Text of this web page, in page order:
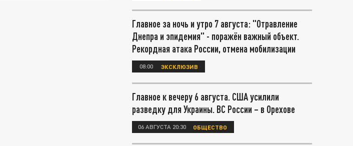
Главное за ночь и утро 7 августа: "Отравление
Днепра и эпидемия" - поражён важный объект.
Рекордная атака России, отмена мобилизации
08:00 ЭКСКЛЮЗИВ
Главное к вечеру 6 августа. США усилили
разведку для Украины. ВС России – в Орехове
06 АВГУСТА 20:30 ОБЩЕСТВО